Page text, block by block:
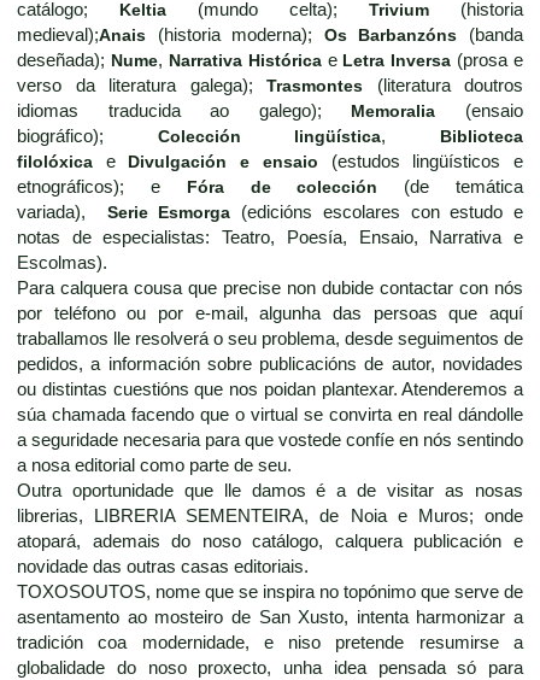
catálogo; Keltia (mundo celta); Trivium (historia
medieval);Anais (historia moderna); Os Barbanzóns (banda
deseñada); Nume, Narrativa Históricae Letra Inversa (prosa e
verso da literatura galega); Trasmontes (literatura doutros
idiomas traducida ao galego); Memoralia (ensaio
biográfico); Colección lingüística, Biblioteca
filolóxica e Divulgación e ensaio (estudos lingüísticos e
etnográficos); e Fóra de colección (de temática
variada), Serie Esmorga (edicións escolares con estudo e
notas de especialistas: Teatro, Poesía, Ensaio, Narrativa e
Escolmas).
Para calquera cousa que precise non dubide contactar con nós
por teléfono ou por e-mail, algunha das persoas que aquí
traballamos lle resolverá o seu problema, desde seguimentos de
pedidos, a información sobre publicacións de autor, novidades
ou distintas cuestións que nos poidan plantexar. Atenderemos a
súa chamada facendo que o virtual se convirta en real dándolle
a seguridade necesaria para que vostede confíe en nós sentindo
a nosa editorial como parte de seu.
Outra oportunidade que lle damos é a de visitar as nosas
librerias, LIBRERIA SEMENTEIRA, de Noia e Muros; onde
atopará, ademais do noso catálogo, calquera publicación e
novidade das outras casas editoriais.
TOXOSOUTOS, nome que se inspira no topónimo que serve de
asentamento ao mosteiro de San Xusto, intenta harmonizar a
tradición coa modernidade, e niso pretende resumirse a
globalidade do noso proxecto, unha idea pensada só para